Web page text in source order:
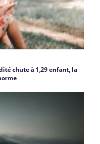
chute à 1,29 enfant, la